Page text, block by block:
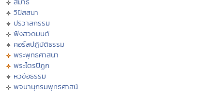
วิปัสสนา
ปริวาสกรรม
ฟังสวดมนต์
คอร์สปฏิบัติธรรม
พระพุทธศาสนา
พระไตรปิฏก
หัวข้อธรรม
พจนานุกรมพุทธศาสน์